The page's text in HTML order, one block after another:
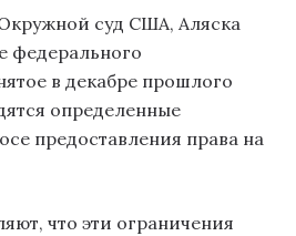
суд США, Аляска
федерального
в декабре прошлого
определенные
предоставления права на
что эти ограничения